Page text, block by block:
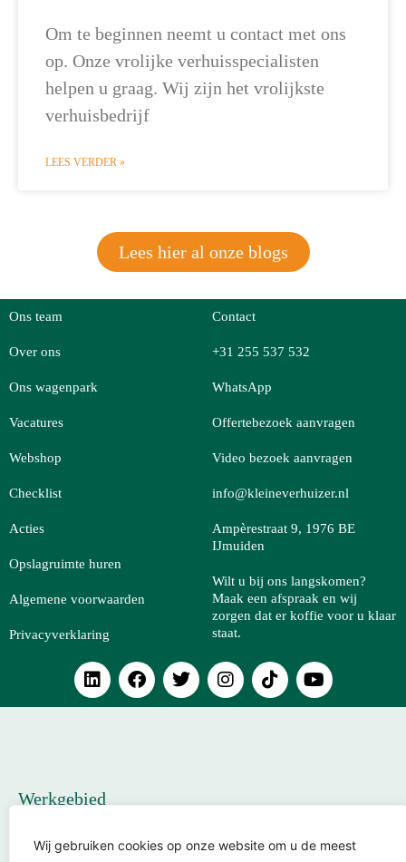
Wij gebruiken cookies op onze website om u de meest
Om te beginnen neemt u contact met ons
op. Onze vrolijke verhuisspecialisten
helpen u graag. Wij zijn het vrolijkste
verhuisbedrijf
LEES VERDER »
Lees hier al onze blogs
Ons team
Over ons
Ons wagenpark
Vacatures
Webshop
Checklist
Acties
Opslagruimte huren
Algemene voorwaarden
Privacyverklaring
Contact
+31 255 537 532
WhatsApp
Offertebezoek aanvragen
Video bezoek aanvragen
info@kleineverhuizer.nl
Ampèrestraat 9, 1976 BE
IJmuiden
Wilt u bij ons langskomen?
Maak een afspraak en wij
zorgen dat er koffie voor u klaar
staat.
L
i
n
n
F
a
c
T
w
i
I
n
s
T
i
k
Y
o
u
Werkgebied